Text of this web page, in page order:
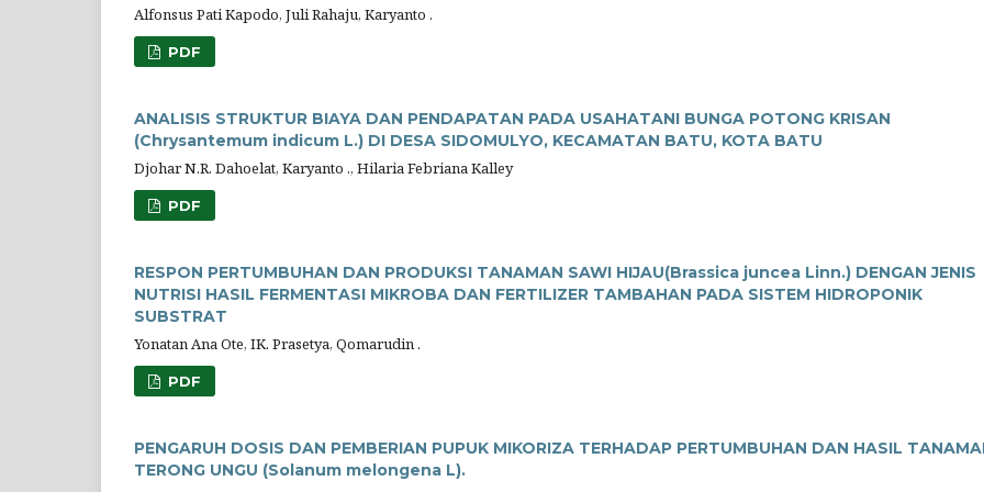
Alfonsus Pati Kapodo, Juli Rahaju, Karyanto .
PDF
ANALISIS STRUKTUR BIAYA DAN PENDAPATAN PADA USAHATANI BUNGA POTONG KRISAN
(Chrysantemum indicum L.) DI DESA SIDOMULYO, KECAMATAN BATU, KOTA BATU
Djohar N.R. Dahoelat, Karyanto ., Hilaria Febriana Kalley
PDF
RESPON PERTUMBUHAN DAN PRODUKSI TANAMAN SAWI HIJAU(Brassica juncea Linn.) DENGAN JENIS
NUTRISI HASIL FERMENTASI MIKROBA DAN FERTILIZER TAMBAHAN PADA SISTEM HIDROPONIK
SUBSTRAT
Yonatan Ana Ote, IK. Prasetya, Qomarudin .
PDF
PENGARUH DOSIS DAN PEMBERIAN PUPUK MIKORIZA TERHADAP PERTUMBUHAN DAN HASIL
TERONG UNGU (Solanum melongena L).